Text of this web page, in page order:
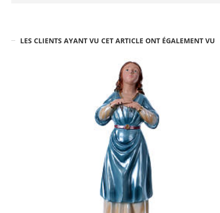
LES CLIENTS AYANT VU CET ARTICLE ONT ÉGALEMENT VU